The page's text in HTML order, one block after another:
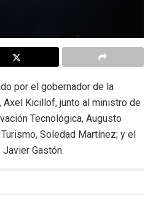
por el gobernador de la
Kicillof, junto al ministro de
Tecnológica, Augusto
Soledad Martínez; y el
Gastón.